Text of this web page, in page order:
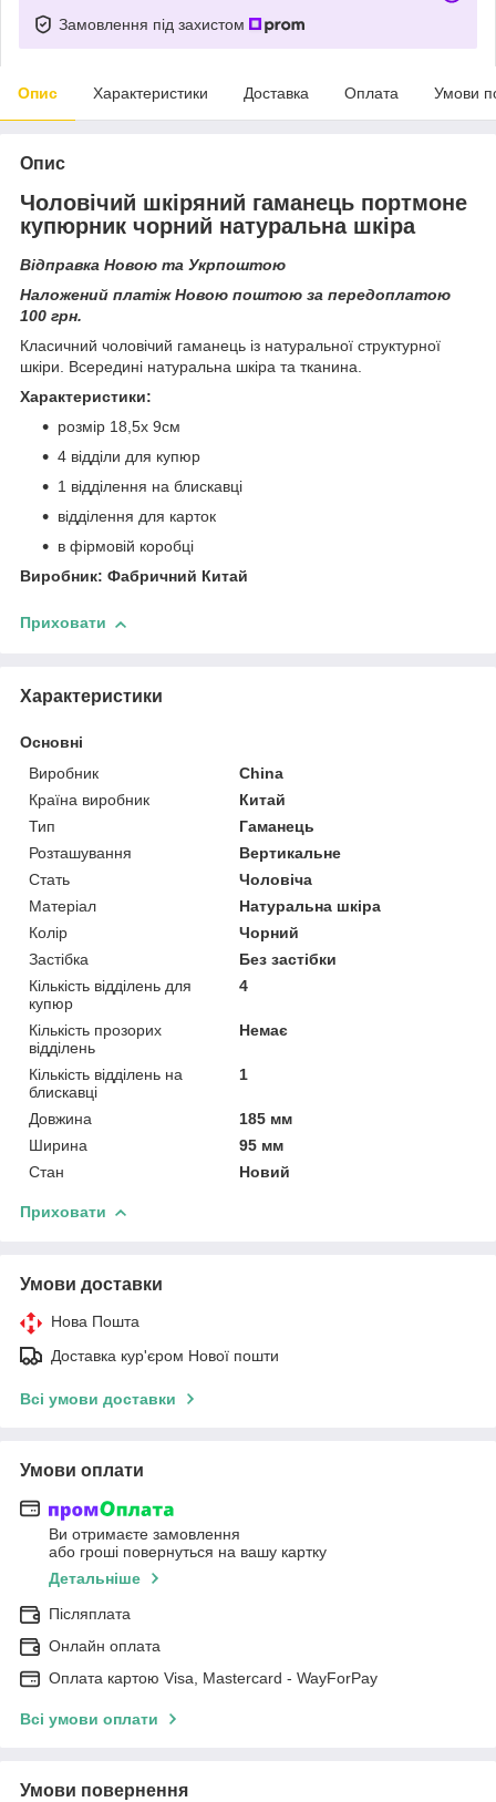
Замовлення під захистом
Опис Характеристики Доставка Оплата Умови
Опис
Чоловічий шкіряний гаманець портмоне
купюрник чорний натуральна шкіра
Відправка Новою та Укрпоштою
Наложений платіж Новою поштою за передоплатою
100 грн.
Класичний чоловічий гаманець із натуральної структурної
шкіри. Всередині натуральна шкіра та тканина.
Характеристики:
розмір 18,5х 9см
4 відділи для купюр
1 відділення на блискавці
відділення для карток
в фірмовій коробці
Виробник: Фабричний Китай
Приховати
Характеристики
Основні
Виробник
China
Країна виробник
Китай
Тип
Гаманець
Розташування
Вертикальне
Стать
Чоловіча
Матеріал
Натуральна шкіра
Колір
Чорний
Застібка
Без застібки
Кількість відділень для
купюр
4
Кількість прозорих
відділень
Немає
Кількість відділень на
блискавці
1
Довжина
185 мм
Ширина
95 мм
Стан
Новий
Приховати
Умови доставки
Нова Пошта
Доставка кур'єром Нової пошти
Всі умови доставки
Умови оплати
Ви отримаєте замовлення
або гроші повернуться на вашу картку
Детальніше
Післяплата
Онлайн оплата
Оплата картою Visa, Mastercard - WayForPay
Всі умови оплати
Умови повернення